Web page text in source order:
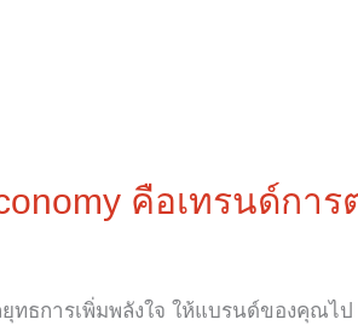
คือเทรนด์การ
ยุทธการเพิ่มพลังใจ ให้แบรนด์ของคุณไ